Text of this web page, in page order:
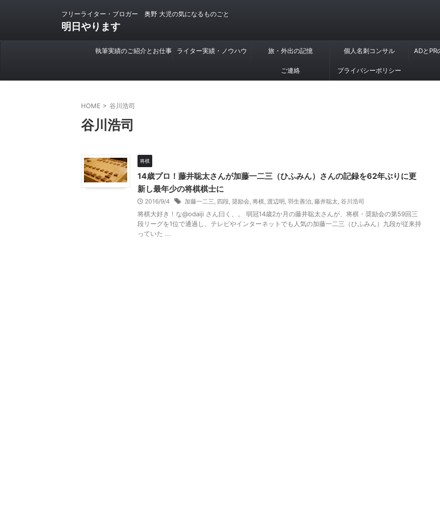
フリーライター・ブロガー 奥野 大児の気になるものごと
明日やります
執筆実績のご紹介とお仕事 ライター実績・ノウハウ 旅・外出の記憶 個人名刺コンサル ADとPR
ご連絡 プライバシーポリシー
HOME > 谷川浩司
谷川浩司
将棋
14歳プロ！藤井聡太さんが加藤一二三（ひふみん）さんの記録を62年ぶりに更
新し最年少の将棋棋士に
2016/9/4 加藤一二三, 四段, 奨励会, 将棋, 渡辺明, 羽生善治, 藤井聡太, 谷川浩司
将棋大好き！な@odaiji さん曰く、。 弱冠14歳2か月の藤井聡太さんが、将棋・奨励会の第59回三
段リーグを1位で通過し、テレビやインターネットでも人気の加藤一二三（ひふみん）九段が従来持
っていた ...